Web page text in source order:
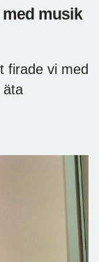
musik
firade vi med
äta